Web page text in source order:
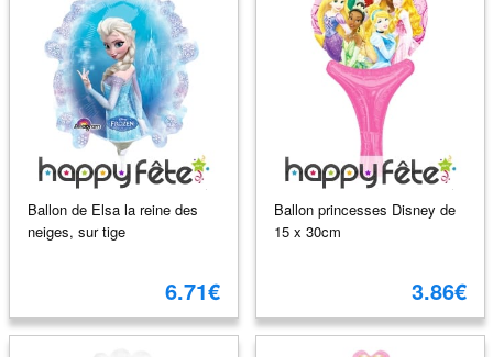
Ballon de Elsa la reine des
neiges, sur tige
6.71€
Ballon princesses Disney de
15 x 30cm
3.86€